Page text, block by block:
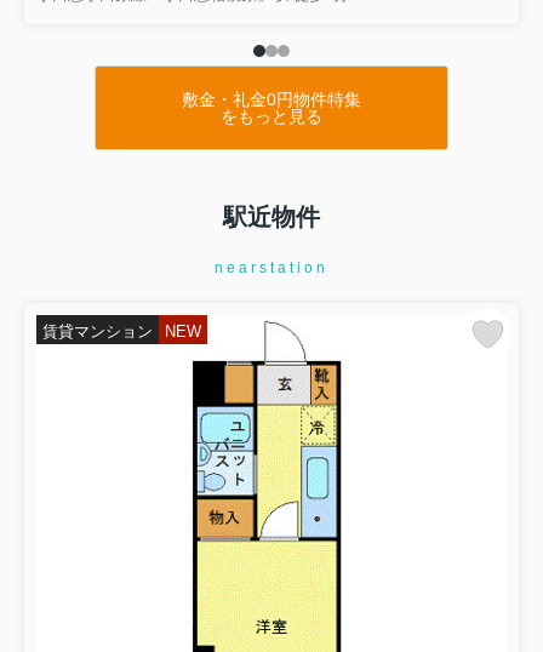
敷金・礼金0円物件特集
をもっと見る
駅近物件
nearstation
賃貸マンション NEW